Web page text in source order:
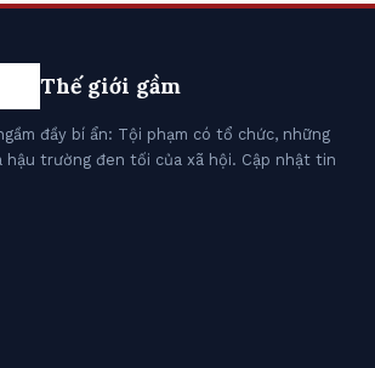
Thế giới gầm
đầy bí ẩn: Tội phạm có tổ chức, những
hậu trường đen tối của xã hội. Cập nhật tin